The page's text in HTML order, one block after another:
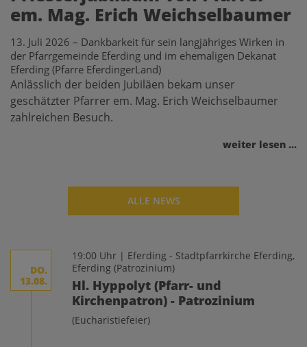
em. Mag. Erich Weichselbaumer
13. Juli 2026 – Dankbarkeit für sein langjähriges Wirken in
der Pfarrgemeinde Eferding und im ehemaligen Dekanat
Eferding (Pfarre EferdingerLand)
Anlässlich der beiden Jubiläen bekam unser
geschätzter Pfarrer em. Mag. Erich Weichselbaumer
zahlreichen Besuch.
weiter lesen ...
ALLE NEWS
DO.
13.08.
19:00 Uhr | Eferding - Stadtpfarrkirche Eferding,
Eferding (Patrozinium)
Hl. Hyppolyt (Pfarr- und
Kirchenpatron) - Patrozinium
(Eucharistiefeier)